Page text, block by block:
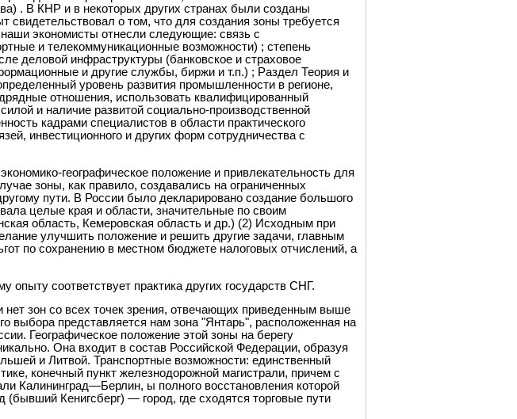
. В КНР и в некоторых других странах были созданы
свидетельствовал о том, что для создания зоны требуется
экономисты отнесли следующие: связь с
и телекоммуникационные возможности) ; степень
деловой инфраструктуры (банковское и страховое
и другие службы, биржи и т.п.) ; Раздел Теория и
уровень развития промышленности в регионе,
отношения, использовать квалифицированный
и наличие развитой социально-производственной
кадрами специалистов в области практического
инвестиционного и других форм сотрудничества с
географическое положение и привлекательность для
зоны, как правило, создавались на ограниченных
пути. В России было декларировано создание большого
целые края и области, значительные по своим
область, Кемеровская область и др.) (2) Исходным при
улучшить положение и решить другие задачи, главным
по сохранению в местном бюджете налоговых отчислений, а
опыту соответствует практика других государств СНГ.
нет зон со всех точек зрения, отвечающих приведенным выше
выбора представляется нам зона "Янтарь", расположенная на
Географическое положение этой зоны на берегу
Она входит в состав Российской Федерации, образуя
и Литвой. Транспортные возможности: единственный
конечный пункт железнодорожной магистрали, причем с
Калининград—Берлин, ы полного восстановления которой
Кенигсберг) — город, где сходятся торговые пути